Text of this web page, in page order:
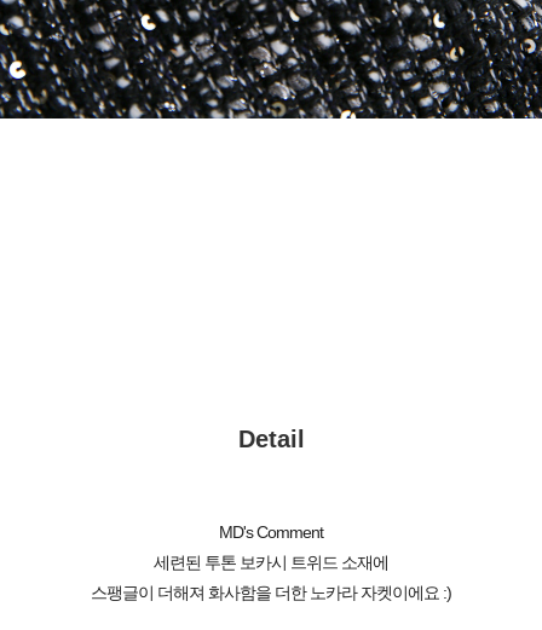
Detail
MD's Comment
세련된 투톤 보카시 트위드 소재에
스팽글이 더해져 화사함을 더한 노카라 자켓이에요 :)